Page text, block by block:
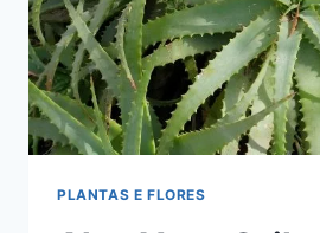
PLANTAS E FLORES